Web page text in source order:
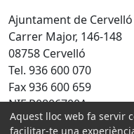
Ajuntament de Cervelló
Carrer Major, 146-148
08758 Cervelló
Tel. 936 600 070
Fax 936 600 659
NIF P0806700A
Aquest lloc web fa servir
facilitar-te una